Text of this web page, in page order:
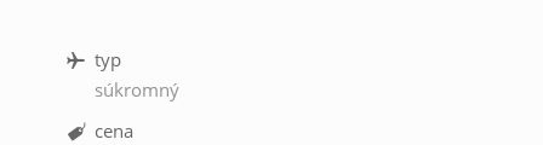
typ
súkromný
cena